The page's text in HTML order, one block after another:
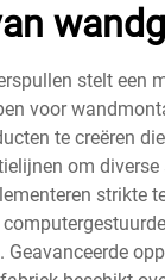
stelt
voor
te creëren
om